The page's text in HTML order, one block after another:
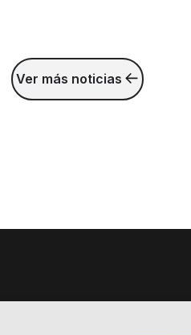
Ver más noticias